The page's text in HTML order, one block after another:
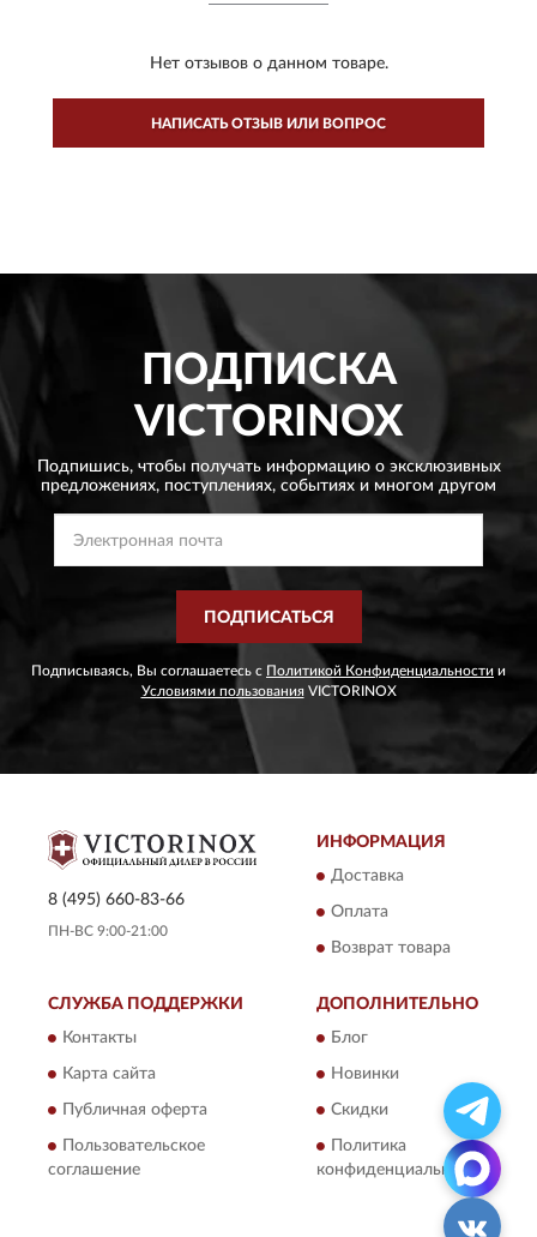
Нет отзывов о данном товаре.
НАПИСАТЬ ОТЗЫВ ИЛИ ВОПРОС
ПОДПИСКА
VICTORINOX
Подпишись, чтобы получать информацию о эксклюзивных
предложениях, поступлениях, событиях и многом другом
ПОДПИСАТЬСЯ
Подписываясь, Вы соглашаетесь с Политикой Конфиденциальности и
Условиями пользованияVICTORINOX
8 (495) 660-83-66
ПН-ВС 9:00-21:00
ИНФОРМАЦИЯ
Доставка
Оплата
Возврат товара
СЛУЖБА ПОДДЕРЖКИ
Контакты
Карта сайта
Публичная оферта
Пользовательское
соглашение
ДОПОЛНИТЕЛЬНО
Блог
Новинки
Скидки
Политика
конфиденциальности